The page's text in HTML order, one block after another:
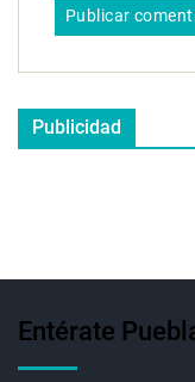
Publicidad
Entérate